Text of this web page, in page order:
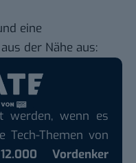
eine
der Nähe aus:
werden, wenn es
Tech-Themen von
12.000 Vordenker